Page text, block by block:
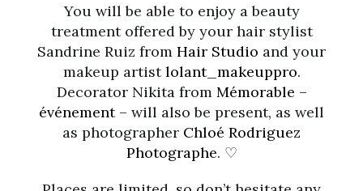
You will be able to enjoy a beauty
treatment offered by your hair stylist
Sandrine Ruiz from Hair Studio and your
makeup artistlolant_makeuppro.
Decorator Nikita from Mémorable –
événement – will also be present, as well
as photographer Chloé Rodriguez
Photographe. ♡